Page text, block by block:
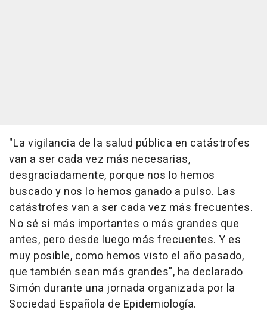
"La vigilancia de la salud pública en catástrofes
van a ser cada vez más necesarias,
desgraciadamente, porque nos lo hemos
buscado y nos lo hemos ganado a pulso. Las
catástrofes van a ser cada vez más frecuentes.
No sé si más importantes o más grandes que
antes, pero desde luego más frecuentes. Y es
muy posible, como hemos visto el año pasado,
que también sean más grandes", ha declarado
Simón durante una jornada organizada por la
Sociedad Española de Epidemiología.